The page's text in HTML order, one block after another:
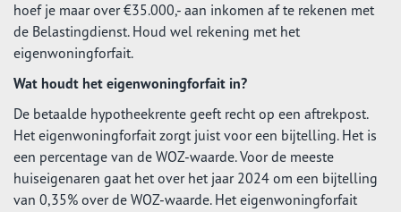
hoef je maar over €35.000,- aan inkomen af te rekenen met
de Belastingdienst. Houd wel rekening met het
eigenwoningforfait.
Wat houdt het eigenwoningforfait in?
De betaalde hypotheekrente geeft recht op een aftrekpost.
Het eigenwoningforfait zorgt juist voor een bijtelling. Het is
een percentage van de WOZ-waarde. Voor de meeste
huiseigenaren gaat het over het jaar 2024 om een bijtelling
van 0,35% over de WOZ-waarde. Het eigenwoningforfait